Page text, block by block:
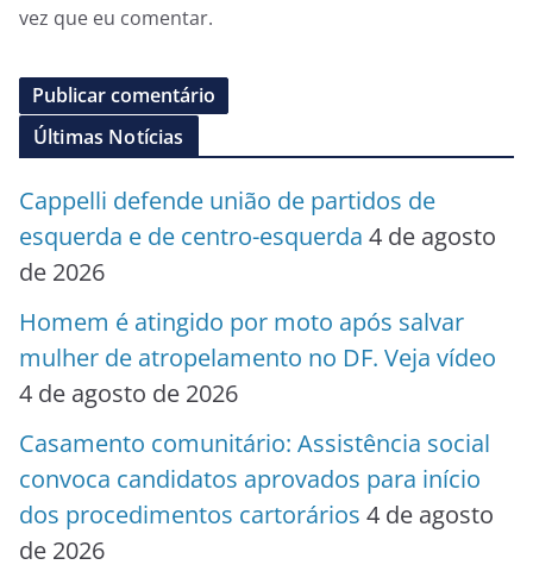
vez que eu comentar.
Últimas Notícias
Cappelli defende união de partidos de
esquerda e de centro-esquerda 4 de agosto
de 2026
Homem é atingido por moto após salvar
mulher de atropelamento no DF. Veja vídeo
4 de agosto de 2026
Casamento comunitário: Assistência social
convoca candidatos aprovados para início
dos procedimentos cartorários 4 de agosto
de 2026